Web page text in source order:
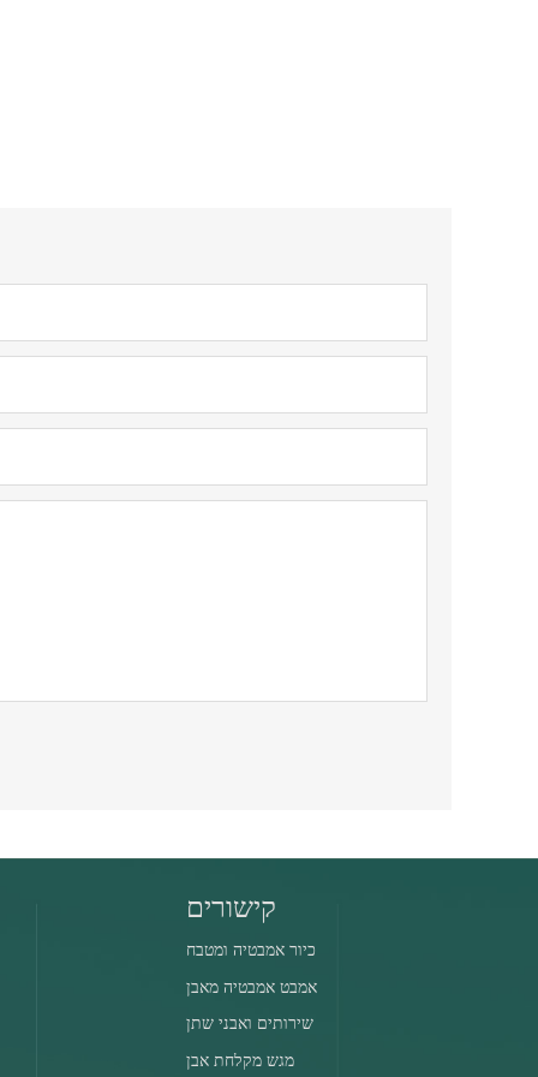
קישורים
כיור אמבטיה ומטבח
אמבט אמבטיה מאבן
שירותים ואבני שתן
מגש מקלחת אבן